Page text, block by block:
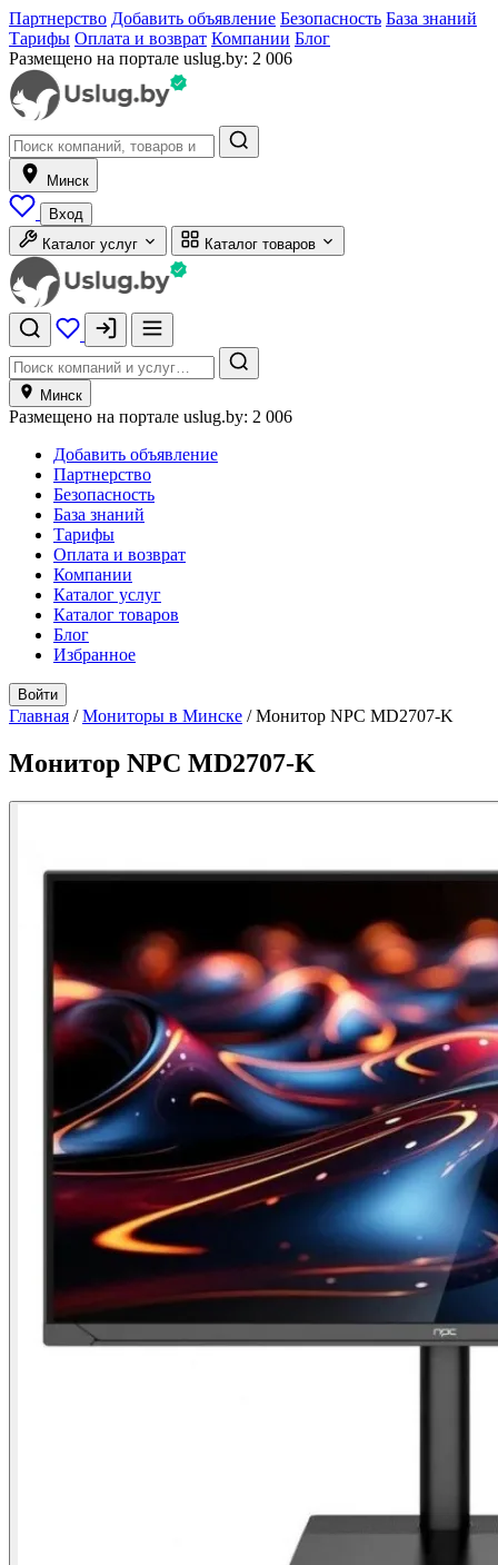
Партнерство Добавить объявление Безопасность База знаний
Тарифы Оплата и возврат Компании Блог
Размещено на портале uslug.by: 2 006
Минск
Вход
Каталог услуг
Каталог товаров
Минск
Размещено на портале uslug.by: 2 006
Добавить объявление
Партнерство
Безопасность
База знаний
Тарифы
Оплата и возврат
Компании
Каталог услуг
Каталог товаров
Блог
Избранное
Войти
Главная / Мониторы в Минске / Монитор NPC MD2707-K
Монитор NPC MD2707-K